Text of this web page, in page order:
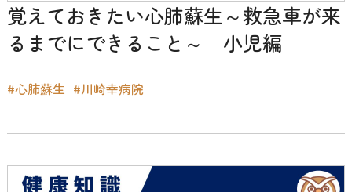
覚えておきたい心肺蘇生～救急車が来
るまでにできること～ 小児編
#心肺蘇生 #川崎幸病院